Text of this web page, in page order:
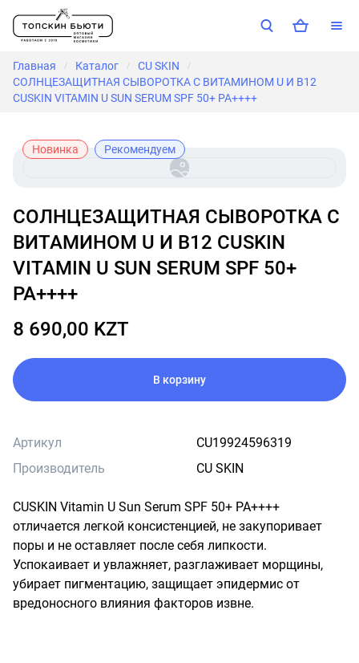
Главная / Каталог / CU SKIN /
СОЛНЦЕЗАЩИТНАЯ СЫВОРОТКА С ВИТАМИНОМ U И В12
CUSKIN VITAMIN U SUN SERUM SPF 50+ PA++++
Новинка Рекомендуем
СОЛНЦЕЗАЩИТНАЯ СЫВОРОТКА С
ВИТАМИНОМ U И В12 CUSKIN
VITAMIN U SUN SERUM SPF 50+
PA++++
8 690,00 KZT
В корзину
Артикул
CU19924596319
Производитель
CU SKIN
CUSKIN Vitamin U Sun Serum SPF 50+ PA++++
отличается легкой консистенцией, не закупоривает
поры и не оставляет после себя липкости.
Успокаивает и увлажняет, разглаживает морщины,
убирает пигментацию, защищает эпидермис от
вредоносного влияния факторов извне.